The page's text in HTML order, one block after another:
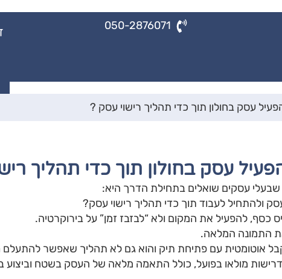
050-2876071
עסק בחולון תוך כדי תהליך רישוי עסק ?
עסק בחולון תוך כדי תהליך
עסקים שואלים בתחילת הדרך היא:
ולהתחיל לעבוד תוך כדי תהליך רישוי עסק?
כסף, להפעיל את המקום ולא “לבזבז זמן” על בירוקרטיה.
התמונה המלאה.
אוטומטית עם פתיחת תיק והוא גם לא תהליך שאפשר להתעלם
מולאו בפועל, כולל התאמה מלאה של העסק בשטח וביצוע